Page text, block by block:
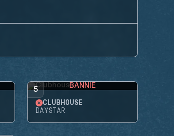
5 BANNIE
CLUBHOUSE
DAYSTAR